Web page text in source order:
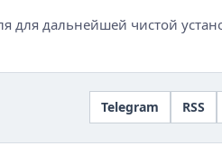
для дальнейшей чистой
Telegram RSS